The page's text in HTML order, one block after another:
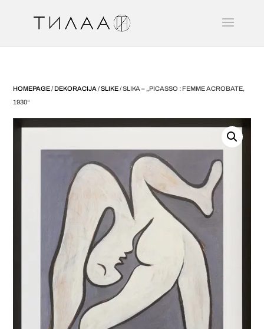
HOMEPAGE/DEKORACIJA /SLIKE/ SLIKA – „PICASSO : FEMME ACROBATE,
1930“